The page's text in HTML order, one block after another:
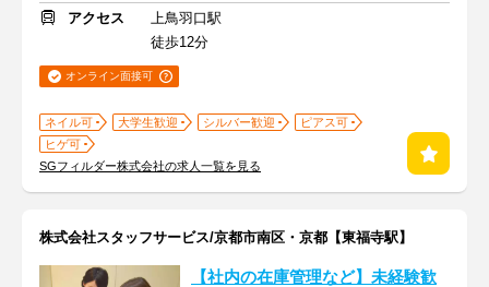
アクセス
上鳥羽口駅
徒歩12分
オンライン面接可
ネイル可 大学生歓迎 シルバー歓迎
ピアス可
ヒゲ可
SGフィルダー株式会社の求人一覧を見る
株式会社スタッフサービス/京都市南区・京都【東福寺駅】
【社内の在庫管理など】未経験歓